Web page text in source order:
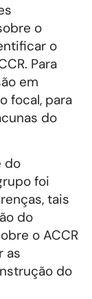
o
o
Para
em
focal, para
do
do
foi
tais
do
o ACCR
as
do